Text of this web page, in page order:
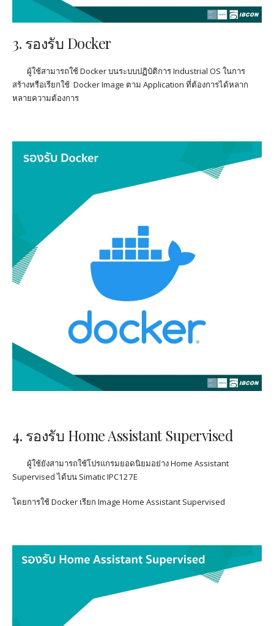
3. รองรับ Docker
ผู้ใช้สามารถใช้DockerบนระบบปฏิบัติการIndustrial OS ในการ
สร้างหรือเรียกใช้ Docker Image ตาม Application ที่ต้องการได้หลาก
หลายความต้องการ
4. รองรับ Home Assistant Supervised
ผู้ใช้ยังสามารถใช้โปรแกรมยอดนิยมอย่างHome Assistant
Supervisedได้บน Simatic IPC127E
โดยการใช้Docker เรียก Image Home Assistant Supervised